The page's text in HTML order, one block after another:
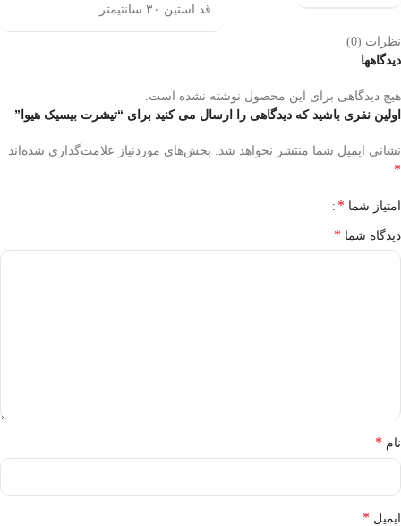
قد استین ۳۰ سانتیمتر
نظرات (0)
دیدگاهها
هیچ دیدگاهی برای این محصول نوشته نشده است.
اولین نفری باشید که دیدگاهی را ارسال می کنید برای “تیشرت بیسیک هیوا”
نشانی ایمیل شما منتشر نخواهد شد. بخش‌های موردنیاز علامت‌گذاری شده‌اند
*
امتیاز شما *
دیدگاه شما *
نام *
ایمیل *